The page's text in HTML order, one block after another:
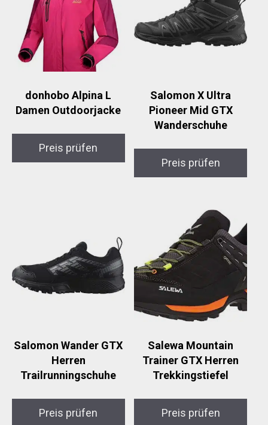
donhobo Alpina L
Damen Outdoorjacke
Preis prüfen
Salomon X Ultra
Pioneer Mid GTX
Wanderschuhe
Preis prüfen
Salomon Wander GTX
Herren
Trailrunningschuhe
Preis prüfen
Salewa Mountain
Trainer GTX Herren
Trekkingstiefel
Preis prüfen